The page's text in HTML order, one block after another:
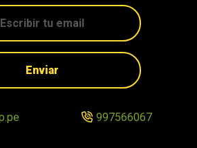
Enviar
997566067